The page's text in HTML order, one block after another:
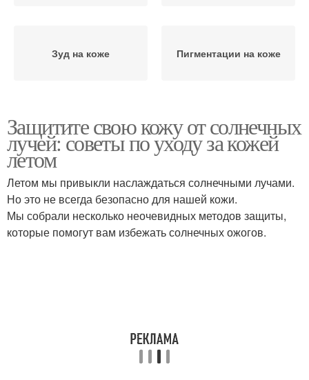
Зуд на коже Пигментации на коже
Защитите свою кожу от солнечных
лучей: советы по уходу за кожей
летом
Летом мы привыкли наслаждаться солнечными лучами.
Но это не всегда безопасно для нашей кожи.
Мы собрали несколько неочевидных методов защиты,
которые помогут вам избежать солнечных ожогов.